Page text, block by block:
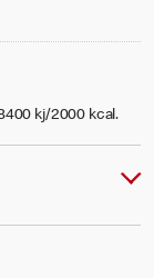
kj/2000 kcal.